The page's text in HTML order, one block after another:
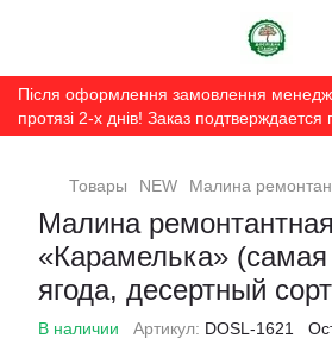
Після оформлення замовлення
протязі 2-х днів! Заказ
Товары NEW Малина
Малина ремонтантная
«Карамелька»
ягода, десертный
В наличии Артикул: DOSL-1621